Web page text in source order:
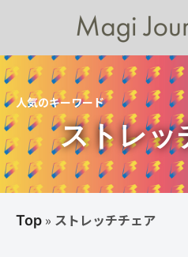
人気のキーワード
ストレッ
Top » ストレッチチェア